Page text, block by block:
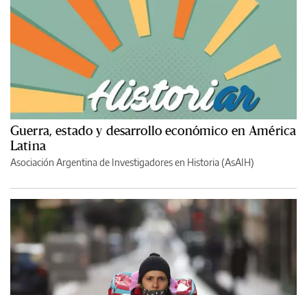
Guerra, estado y desarrollo económico en América
Latina
Asociación Argentina de Investigadores en Historia (AsAIH)